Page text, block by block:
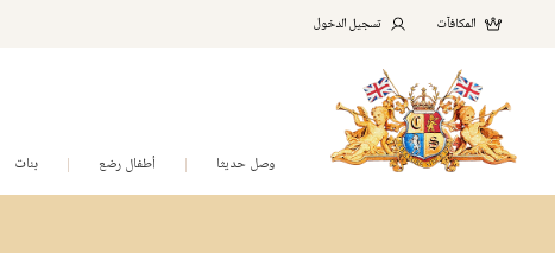
المكافآت تسجيل الدخول
وصل حديثا أطفال رضع بنات